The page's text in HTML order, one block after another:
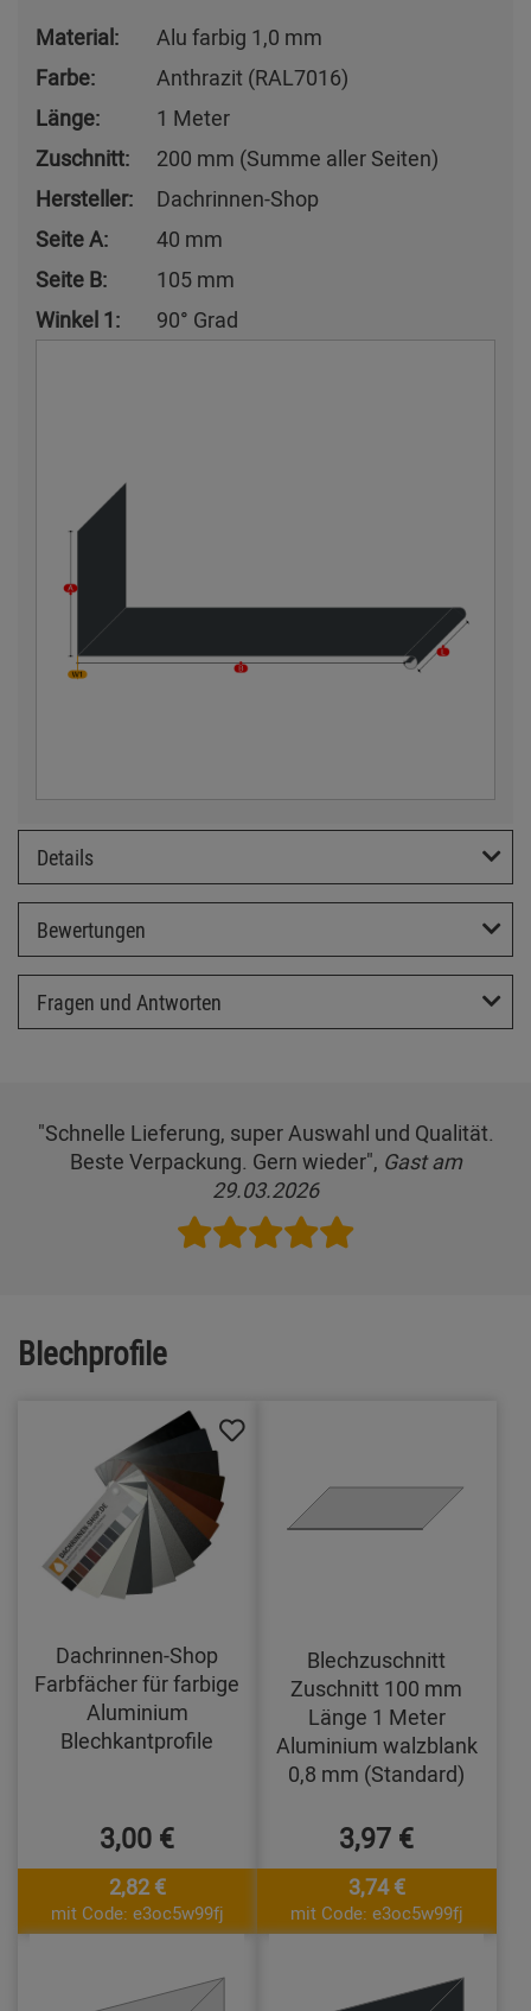
Material:
Alu farbig 1,0 mm
Farbe:
Anthrazit (RAL7016)
Länge:
1 Meter
Zuschnitt:
200 mm (Summe aller Seiten)
Hersteller:
Dachrinnen-Shop
Seite A:
40 mm
Seite B:
105 mm
Winkel 1:
90° Grad
Details
Bewertungen
Fragen und Antworten
"Schnelle Lieferung, super Auswahl und Qualität.
Beste Verpackung. Gern wieder", Gast am
29.03.2026
Blechprofile
Dachrinnen-Shop
Farbfächer für farbige
Aluminium
Blechkantprofile
3,00 €
2,82 €
mit Code: e3oc5w99fj
Blechzuschnitt
Zuschnitt 100 mm
Länge 1 Meter
Aluminium walzblank
0,8 mm (Standard)
3,97 €
3,74 €
mit Code: e3oc5w99fj